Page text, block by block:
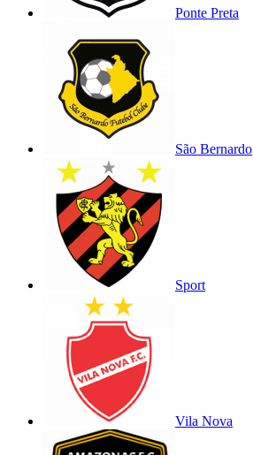
Ponte Preta
São Bernardo
Sport
Vila Nova